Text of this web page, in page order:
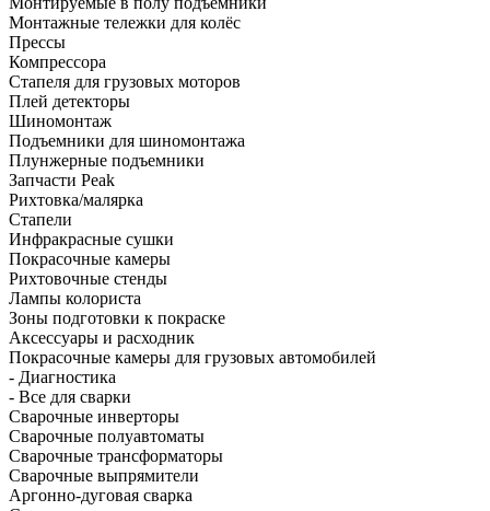
Монтажные тележки для колёс
Прессы
Компрессора
Стапеля для грузовых моторов
Плей детекторы
Шиномонтаж
Подъемники для шиномонтажа
Плунжерные подъемники
Запчасти Peak
Рихтовка/малярка
Стапели
Инфракрасные сушки
Покрасочные камеры
Рихтовочные стенды
Лампы колориста
Зоны подготовки к покраске
Аксессуары и расходник
Покрасочные камеры для грузовых автомобилей
- Диагностика
- Все для сварки
Сварочные инверторы
Сварочные полуавтоматы
Сварочные трансформаторы
Сварочные выпрямители
Аргонно-дуговая сварка